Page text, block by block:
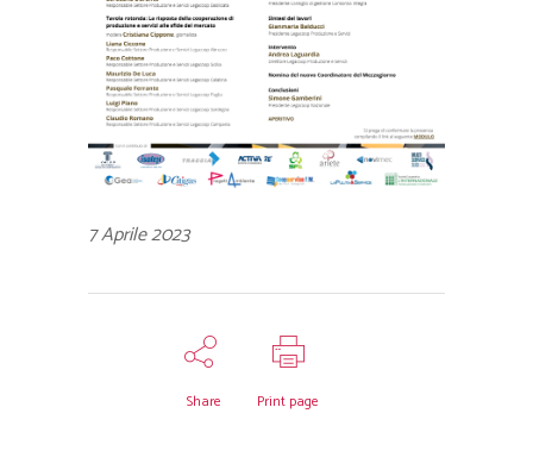
7 Aprile 2023
Share Print page